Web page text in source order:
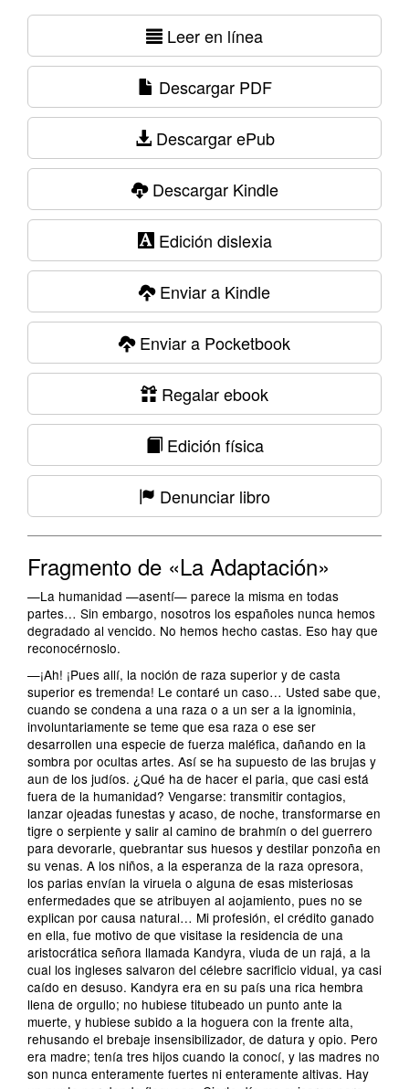
Leer en línea
Descargar PDF
Descargar ePub
Descargar Kindle
Edición dislexia
Enviar a Kindle
Enviar a Pocketbook
Regalar ebook
Edición física
Denunciar libro
Fragmento de «La Adaptación»
—La humanidad —asentí— parece la misma en todas
partes… Sin embargo, nosotros los españoles nunca hemos
degradado al vencido. No hemos hecho castas. Eso hay que
reconocérnoslo.
—¡Ah! ¡Pues allí, la noción de raza superior y de casta
superior es tremenda! Le contaré un caso… Usted sabe que,
cuando se condena a una raza o a un ser a la ignominia,
involuntariamente se teme que esa raza o ese ser
desarrollen una especie de fuerza maléfica, dañando en la
sombra por ocultas artes. Así se ha supuesto de las brujas y
aun de los judíos. ¿Qué ha de hacer el paria, que casi está
fuera de la humanidad? Vengarse: transmitir contagios,
lanzar ojeadas funestas y acaso, de noche, transformarse en
tigre o serpiente y salir al camino de brahmín o del guerrero
para devorarle, quebrantar sus huesos y destilar ponzoña en
su venas. A los niños, a la esperanza de la raza opresora,
los parias envían la viruela o alguna de esas misteriosas
enfermedades que se atribuyen al aojamiento, pues no se
explican por causa natural… Mi profesión, el crédito ganado
en ella, fue motivo de que visitase la residencia de una
aristocrática señora llamada Kandyra, viuda de un rajá, a la
cual los ingleses salvaron del célebre sacrificio vidual, ya casi
caído en desuso. Kandyra era en su país una rica hembra
llena de orgullo; no hubiese titubeado un punto ante la
muerte, y hubiese subido a la hoguera con la frente alta,
rehusando el brebaje insensibilizador, de datura y opio. Pero
era madre; tenía tres hijos cuando la conocí, y las madres no
son nunca enteramente fuertes ni enteramente altivas. Hay